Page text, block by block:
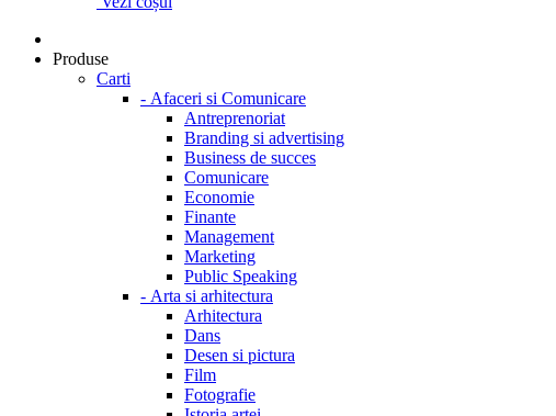
Produse
Carti
- Afaceri si Comunicare
Antreprenoriat
Branding si advertising
Business de succes
Comunicare
Economie
Finante
Management
Marketing
Public Speaking
- Arta si arhitectura
Arhitectura
Dans
Desen si pictura
Film
Fotografie